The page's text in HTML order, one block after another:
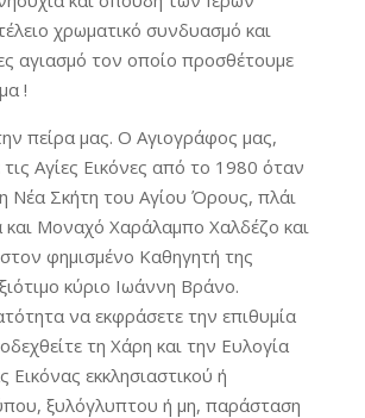
χρωματικό συνδυασμό και
αγιασμό τον οποίο προσθέτουμε
!
πείρα μας. Ο Αγιογράφος μας,
τις Αγίες Εικόνες από το 1980 όταν
Νέα Σκήτη του Αγίου Όρους, πλάι
Μοναχό Χαράλαμπο Χαλδέζο και
φημισμένο Καθηγητή της
κύριο Ιωάννη Βράνο.
να εκφράσετε την επιθυμία
τη Χάρη και την Ευλογία
Εικόνας εκκλησιαστικού ή
ξυλόγλυπτου ή μη, παράσταση